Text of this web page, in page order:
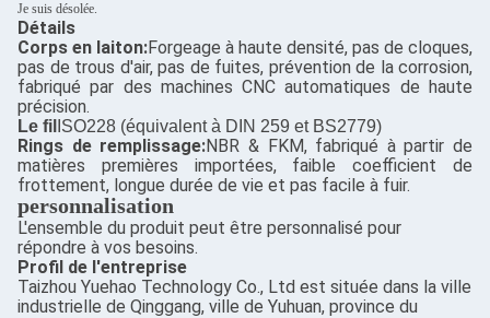
Je suis désolée.
Détails
Corps en laiton:Forgeage à haute densité, pas de cloques,
pas de trous d'air, pas de fuites, prévention de la corrosion,
fabriqué par des machines CNC automatiques de haute
précision.
Le fil ISO228 (équivalent à DIN 259 et BS2779)
Rings de remplissage:NBR & FKM, fabriqué à partir de
matières premières importées, faible coefficient de
frottement, longue durée de vie et pas facile à fuir.
personnalisation
L'ensemble du produit peut être personnalisé pour
répondre à vos besoins.
Profil de l'entreprise
Taizhou Yuehao Technology Co., Ltd est située dans la ville
industrielle de Qinggang, ville de Yuhuan, province du